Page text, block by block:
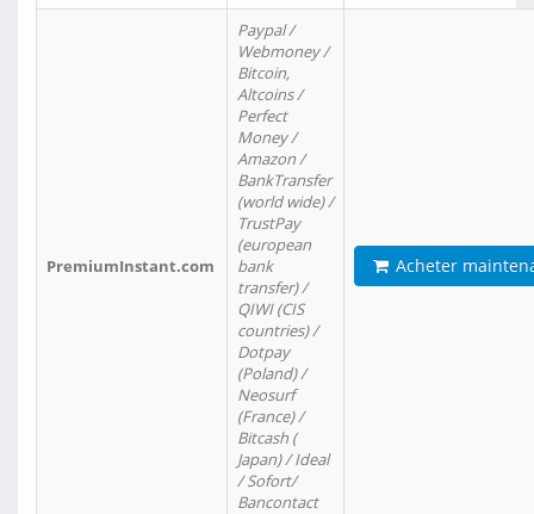
PremiumInstant.com
Paypal /
Webmoney /
Bitcoin,
Altcoins /
Perfect
Money /
Amazon /
BankTransfer
(world wide) /
TrustPay
(european
bank
transfer) /
QIWI (CIS
countries) /
Dotpay
(Poland) /
Neosurf
(France) /
Bitcash (
Japan) / Ideal
/ Sofort/
Bancontact
Acheter